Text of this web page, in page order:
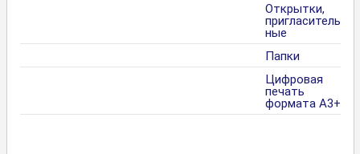
Открытки,
пригласитель
ные
Папки
Цифровая
печать
формата А3+